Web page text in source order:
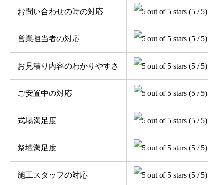
お問い合わせの時の対応 (5 / 5)
営業担当者の対応 (5 / 5)
お見積り内容のわかりやすさ (5 / 5)
ご安置中の対応 (5 / 5)
式場満足度 (5 / 5)
祭壇満足度 (5 / 5)
施工スタッフの対応 (5 / 5)